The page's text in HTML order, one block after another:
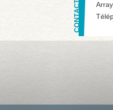
Array